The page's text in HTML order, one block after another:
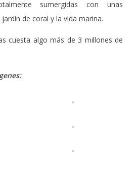
sumergidas con unas
de coral y la vida marina.
cuesta algo más de 3 millones de